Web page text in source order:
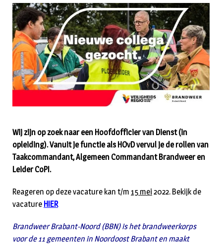
Wij zijn op zoek naar een Hoofdofficier van Dienst (in
opleiding). Vanuit je functie als HOvD vervul je de rollen van
Taakcommandant, Algemeen Commandant Brandweer en
Leider CoPI.
Reageren op deze vacature kan t/m 15 mei 2022. Bekijk de
vacature HIER
Brandweer Brabant-Noord (BBN) is het brandweerkorps
voor de 11 gemeenten in Noordoost Brabant en maakt